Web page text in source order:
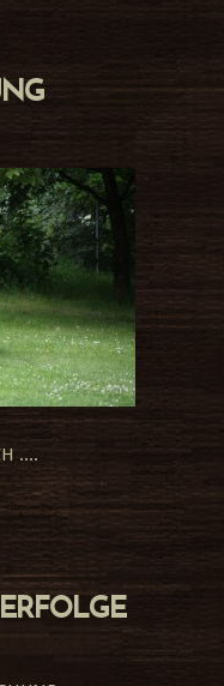
....